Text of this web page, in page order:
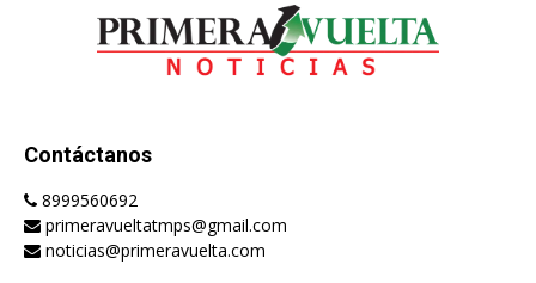
Contáctanos
8999560692
primeravueltatmps@gmail.com
noticias@primeravuelta.com